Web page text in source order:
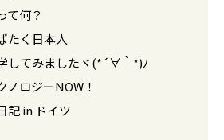
て何？
たく日本人
してみましたヾ(*´∀｀*)ﾉ
ノロジーNOW！
記 in ドイツ